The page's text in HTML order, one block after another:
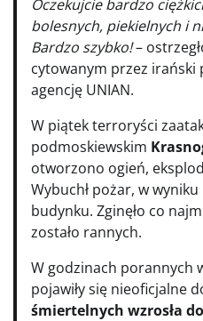
Oczekujcie bardzo
bolesnych, piekielnych i
Bardzo szybko!–
cytowanym przez irański
agencję UNIAN.
W piątek terroryści
podmoskiewskim
otworzono ogień,
Wybuchł pożar, w
budynku. Zginęło co
zostało rannych.
W godzinach porannych
pojawiły się nieoficjalne
śmiertelnych wzrosła